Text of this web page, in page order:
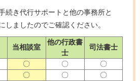
続き代行サポートと他の事務所と
しましたのでご確認ください。
当相談室
他の行政書
士
司法書士
〇 〇
〇
〇 〇
〇